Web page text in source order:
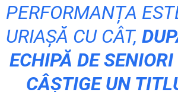
PERFORMANȚA
URIAȘĂ CU CÂT,
ECHIPĂ DE
CÂȘTIGE UN